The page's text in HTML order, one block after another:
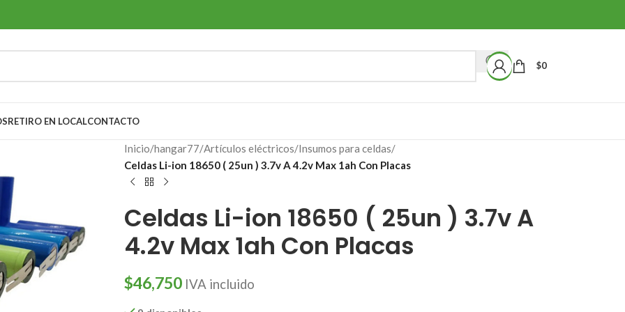
$0
RETIRO EN LOCALCONTACTO
Inicio/hangar77/Artículos eléctricos/Insumos para celdas/
Celdas Li-ion 18650 ( 25un ) 3.7v A 4.2v Max 1ah Con Placas
Celdas Li-ion 18650 ( 25un ) 3.7v A
4.2v Max 1ah Con Placas
$46,750 IVA incluido